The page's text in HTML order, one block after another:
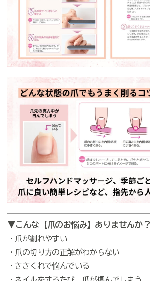
▼こんな【爪のお悩み】ありませんか？
・爪が割れやすい
・爪の切り方の正解がわからない
・ささくれで悩んでいる